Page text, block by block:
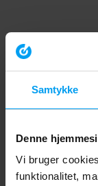
Samtykke
Denne
Vi bruger
funktionalitet,